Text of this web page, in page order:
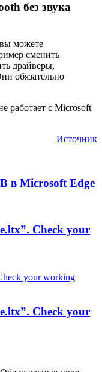
без звука
можете
сменить
драйверы,
обязательно
работает с Microsoft
Источник
в Microsoft Edge
Check your
Check your